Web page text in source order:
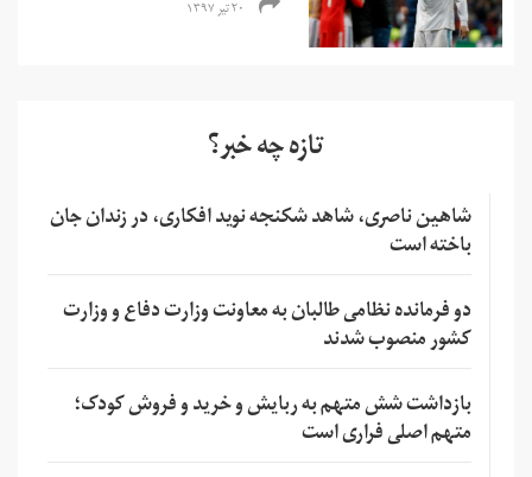
۲۰ تیر ۱۳۹۷
تازه چه خبر؟
شاهین ناصری، شاهد شکنجه نوید افکاری، در زندان جان
باخته است
دو فرمانده نظامی طالبان به معاونت وزارت دفاع و وزارت
کشور منصوب شدند
بازداشت شش متهم به ربایش و خرید و فروش کودک؛
متهم اصلی فراری است